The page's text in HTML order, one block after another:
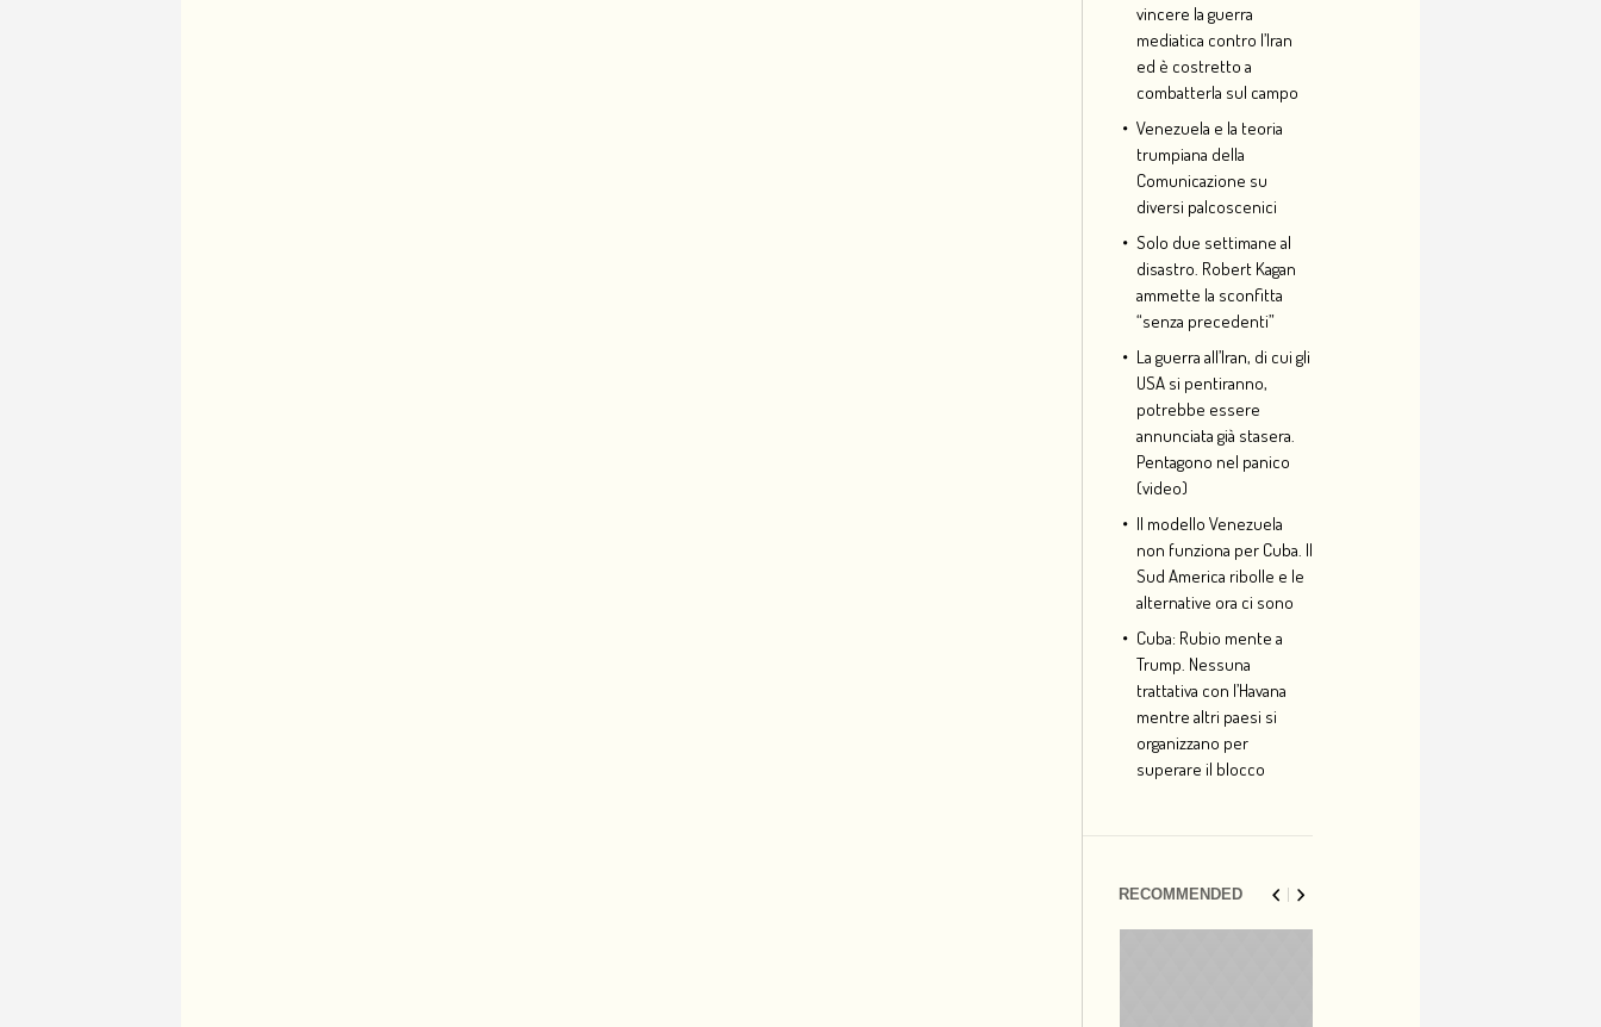
vincere la guerra
mediatica contro l’Iran
ed è costretto a
combatterla sul campo
Venezuela e la teoria
trumpiana della
Comunicazione su
diversi palcoscenici
Solo due settimane al
disastro. Robert Kagan
ammette la sconfitta
“senza precedenti”
La guerra all’Iran, di cui gli
USA si pentiranno,
potrebbe essere
annunciata già stasera.
Pentagono nel panico
(video)
Il modello Venezuela
non funziona per Cuba. Il
Sud America ribolle e le
alternative ora ci sono
Cuba: Rubio mente a
Trump. Nessuna
trattativa con l’Havana
mentre altri paesi si
organizzano per
superare il blocco
RECOMMENDED